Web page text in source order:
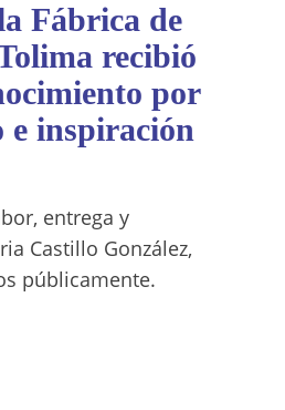
Fábrica de
recibió
por
e inspiración
entrega y
Castillo González,
públicamente.